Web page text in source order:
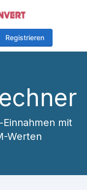
Registrieren
mit
Werten